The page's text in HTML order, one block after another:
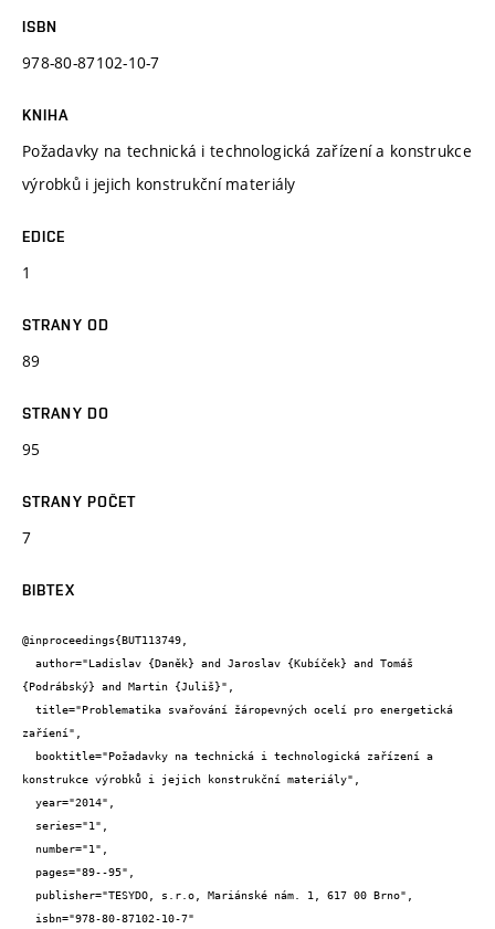
ISBN
978-80-87102-10-7
KNIHA
Požadavky na technická i technologická zařízení a konstrukce
výrobků i jejich konstrukční materiály
EDICE
1
STRANY OD
89
STRANY DO
95
STRANY POČET
7
BIBTEX
@inproceedings{BUT113749,
{Podrábský} and Martin {Juliš}",
zaříení",
konstrukce výrobků i jejich konstrukční materiály",